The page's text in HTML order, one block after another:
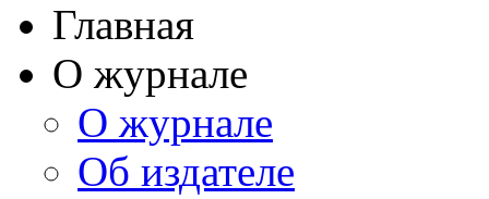
Главная
О журнале
О журнале
Об издателе